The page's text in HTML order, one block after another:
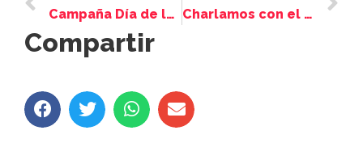
Campaña Día de la Niñez ¡Misión cumplida! Charlamos con el Dr. Ricardo Iacub acerca de proyectar la segunda mitad de la vida
Compartir